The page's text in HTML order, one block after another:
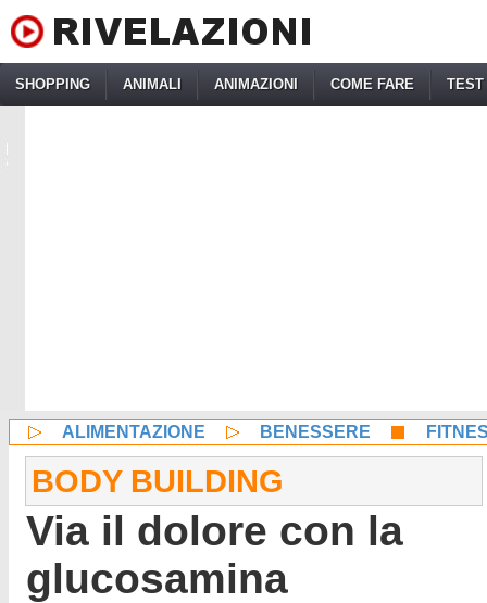
SHOPPING ANIMALI ANIMAZIONI COME FARE TEST
ALIMENTAZIONE BENESSERE
BODY BUILDING
Via il dolore con la
glucosamina